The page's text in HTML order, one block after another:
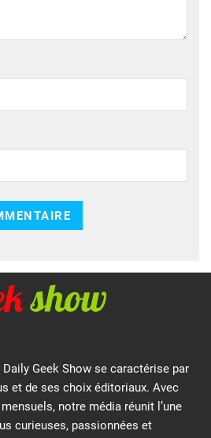
Geek Show se caractérise par
et de ses choix éditoriaux. Avec
notre média réunit l’une
curieuses, passionnées et